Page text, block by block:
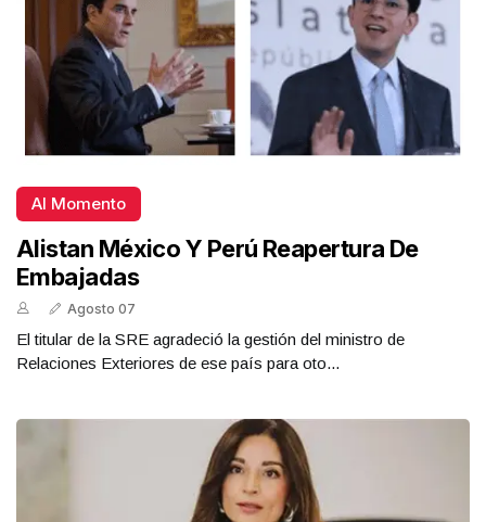
Al Momento
Alistan México Y Perú Reapertura De
Embajadas
Agosto 07
El titular de la SRE agradeció la gestión del ministro de
Relaciones Exteriores de ese país para oto...